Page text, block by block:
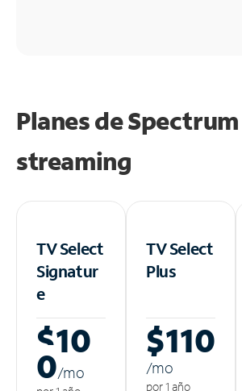
Planes de
streaming
TV Select
Signatur
e
$10
0/mo
TV Select
Plus
$110
/mo
por 1 año